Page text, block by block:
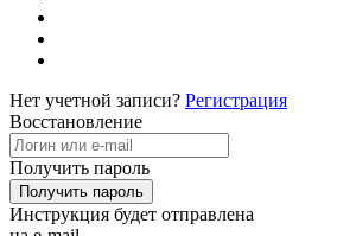
Нет учетной записи? Регистрация
Восстановление
Получить пароль
Инструкция будет отправлена